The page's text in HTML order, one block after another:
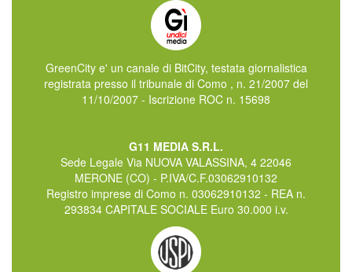
GreenCity e' un canale di BitCity, testata giornalistica
registrata presso il tribunale di Como , n. 21/2007 del
11/10/2007 - Iscrizione ROC n. 15698
G11 MEDIA S.R.L.
Sede Legale Via NUOVA VALASSINA, 4 22046
MERONE (CO) - P.IVA/C.F.03062910132
Registro imprese di Como n. 03062910132 - REA n.
293834 CAPITALE SOCIALE Euro 30.000 i.v.